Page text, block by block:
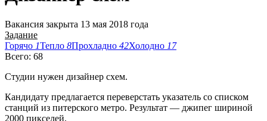
Вакансия закрыта 13 мая 2018 года
Задание
Горячо 1Тепло 8Прохладно 42Холодно 17
Всего: 68
Студии нужен дизайнер схем.
Кандидату предлагается переверстать указатель со списком
станций из питерского метро. Результат — джипег шириной
2000 пикселей.